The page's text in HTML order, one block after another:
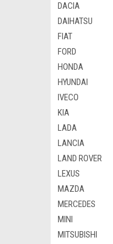
DACIA
DAIHATSU
FIAT
FORD
HONDA
HYUNDAI
IVECO
KIA
LADA
LANCIA
LAND ROVER
LEXUS
MAZDA
MERCEDES
MINI
MITSUBISHI